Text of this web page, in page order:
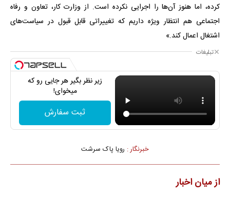
کرده، اما هنوز آن‌ها را اجرایی نکرده است. از وزارت کار، تعاون و رفاه
اجتماعی هم انتظار ویژه داریم که تغییراتی قابل قبول در سیاست‌های
اشتغال اعمال کند.»
تبلیغات
زیر نظر بگیر هر جایی رو که
میخوای!
ثبت سفارش
خبرنگار : رویا پاک سرشت
از میان اخبار